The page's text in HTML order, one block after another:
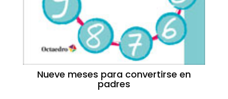
Nueve meses para convertirse en
padres